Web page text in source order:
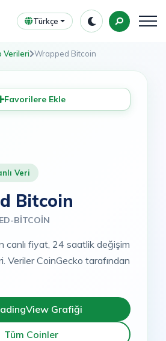
Türkçe
Verileri Wrapped Bitcoin
Favorilere Ekle
Veri
Bitcoin
BITCOIN
Veriler CoinGecko tarafından
Grafiği
Tüm Coinler